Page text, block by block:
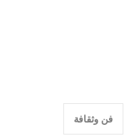
فن وثقافة